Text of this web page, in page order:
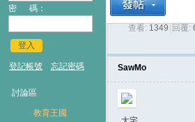
密 碼：
登入
登記帳號 忘記密碼
討論區
教育王國
›
查看: 1349 回覆:
SawMo